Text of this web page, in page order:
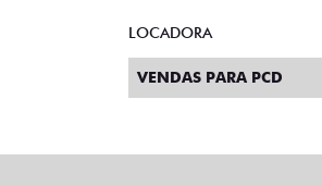
LOCADORA
VENDAS PARA PCD